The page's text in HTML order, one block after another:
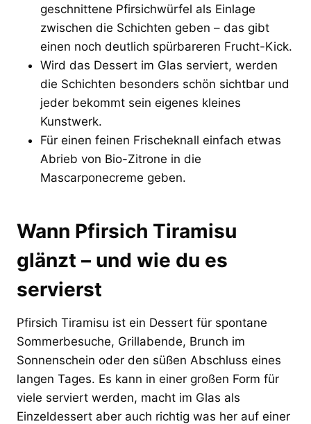
geschnittene Pfirsichwürfel als Einlage
zwischen die Schichten geben – das gibt
einen noch deutlich spürbareren Frucht-Kick.
Wird das Dessert im Glas serviert, werden
die Schichten besonders schön sichtbar und
jeder bekommt sein eigenes kleines
Kunstwerk.
Für einen feinen Frischeknall einfach etwas
Abrieb von Bio-Zitrone in die
Mascarponecreme geben.
Wann Pfirsich Tiramisu
glänzt – und wie du es
servierst
Pfirsich Tiramisu ist ein Dessert für spontane
Sommerbesuche, Grillabende, Brunch im
Sonnenschein oder den süßen Abschluss eines
langen Tages. Es kann in einer großen Form für
viele serviert werden, macht im Glas als
Einzeldessert aber auch richtig was her auf einer